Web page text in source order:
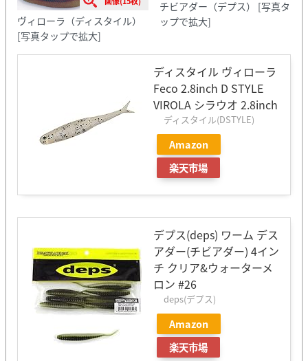
ヴィローラ（ディスタイル）
[写真タップで拡大]
チビアダー（デプス）
[写真タ
ップで拡大]
ディスタイル ヴィローラ
Feco 2.8inch D STYLE
VIROLA シラウオ 2.8inch
ディスタイル(DSTYLE)
Amazon
楽天市場
デプス(deps) ワーム デス
アダー(チビアダー) 4イン
チ クリア&ウォーターメ
ロン #26
deps(デプス)
Amazon
楽天市場